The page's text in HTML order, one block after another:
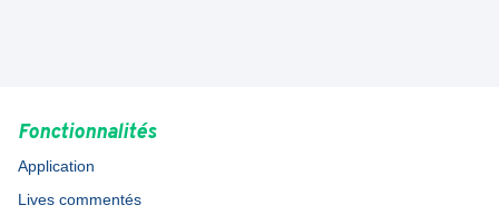
Fonctionnalités
Application
Lives commentés